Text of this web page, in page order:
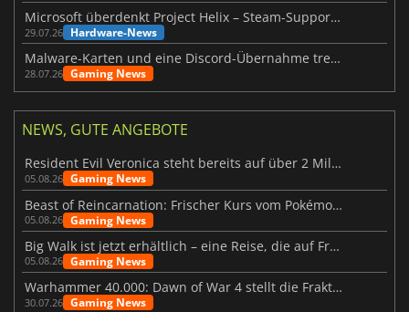
Microsoft überdenkt Project Helix – Steam-Support gefährdet
29.07.26 Hardware-News
Malware-Karten und eine Discord-Übernahme treffen Meccha Chameleon
28.07.26 Gaming News
NEWS, GUTE ANGEBOTE
Resident Evil Veronica steht bereits auf über 2 Millionen Wunschlisten
05.08.26 Gaming News
Beast of Reincarnation: Frischer Kurs vom Pokémon-Studio
05.08.26 Gaming News
Big Walk ist jetzt erhältlich – eine Reise, die auf Freundschaft basiert
05.08.26 Gaming News
Warhammer 40.000: Dawn of War 4 stellt die Fraktion der Necrons vor
30.07.26 Gaming News